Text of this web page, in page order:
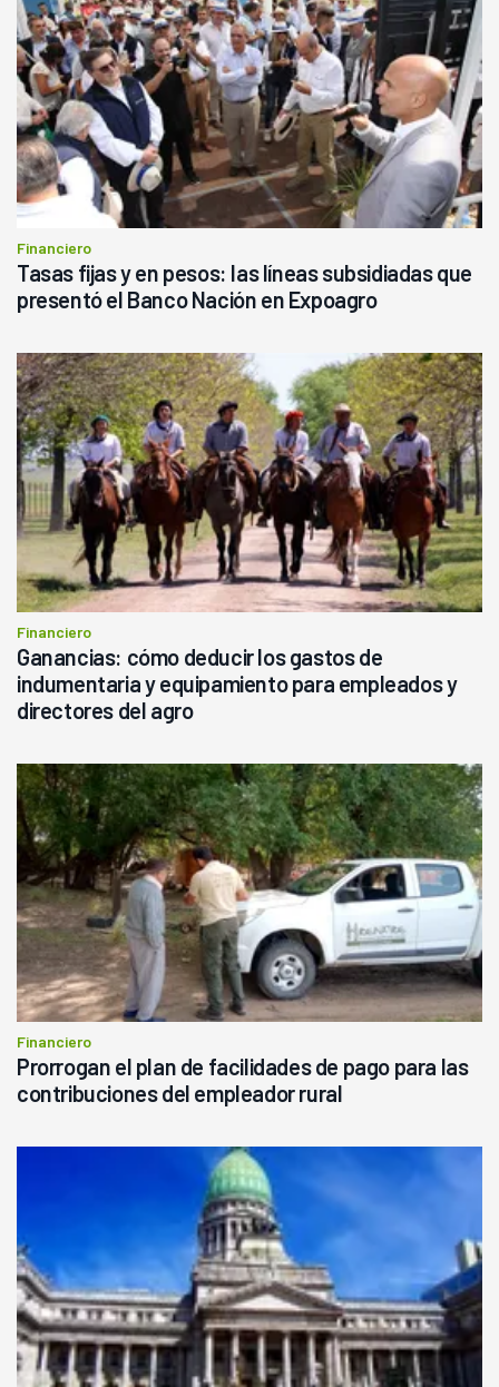
Financiero
Tasas fijas y en pesos: las líneas subsidiadas que
presentó el Banco Nación en Expoagro
Financiero
Ganancias: cómo deducir los gastos de
indumentaria y equipamiento para empleados y
directores del agro
Financiero
Prorrogan el plan de facilidades de pago para las
contribuciones del empleador rural